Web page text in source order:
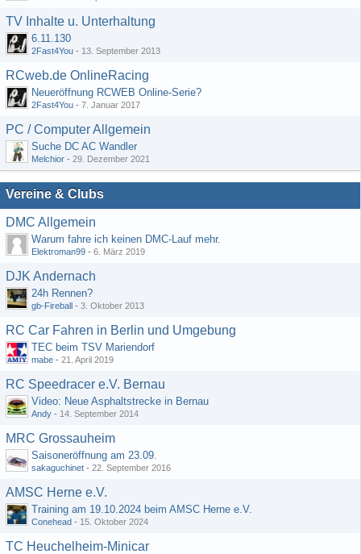
TV Inhalte u. Unterhaltung
6.11.130
2Fast4You - 13. September 2013
RCweb.de OnlineRacing
Neueröffnung RCWEB Online-Serie?
2Fast4You - 7. Januar 2017
PC / Computer Allgemein
Suche DC AC Wandler
Melchior - 29. Dezember 2021
Vereine & Clubs
DMC Allgemein
Warum fahre ich keinen DMC-Lauf mehr.
Elektroman99 - 6. März 2019
DJK Andernach
24h Rennen?
gb-Fireball - 3. Oktober 2013
RC Car Fahren in Berlin und Umgebung
TEC beim TSV Mariendorf
mabe - 21. April 2019
RC Speedracer e.V. Bernau
Video: Neue Asphaltstrecke in Bernau
Andy - 14. September 2014
MRC Grossauheim
Saisoneröffnung am 23.09.
sakaguchinet - 22. September 2016
AMSC Herne e.V.
Training am 19.10.2024 beim AMSC Herne e.V.
Conehead - 15. Oktober 2024
TC Heuchelheim-Minicar